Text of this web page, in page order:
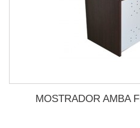
MOSTRADOR AMBA